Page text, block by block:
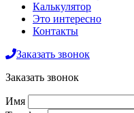
Калькулятор
Это интересно
Контакты
Заказать звонок
Заказать звонок
Имя